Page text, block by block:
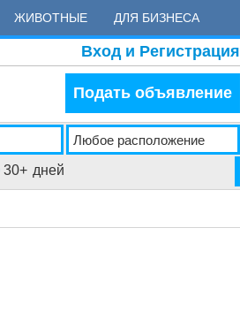
ЖИВОТНЫЕ ДЛЯ БИЗНЕСА
Вход и Регистрация
Подать объявление
30+ дней